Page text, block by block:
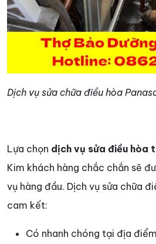
Dịch vụ sửa chữa điều hòa
Lựa chọn dịch vụ sửa điều hòa
Kim khách hàng chắc chắn sẽ
vụ hàng đầu. Dịch vụ sửa chữa
cam kết:
Có nhanh chóng tại địa